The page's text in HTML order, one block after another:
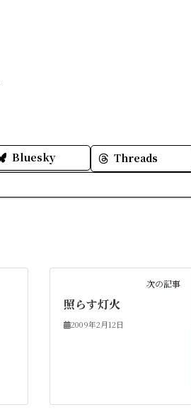
Bluesky Threads
次の記事
照らす灯火
2009年2月12日